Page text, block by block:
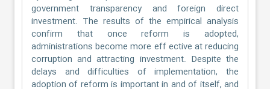
government transparency and foreign direct
investment. The results of the empirical analysis
confirm that once reform is adopted,
administrations become more eff ective at reducing
corruption and attracting investment. Despite the
delays and difficulties of implementation, the
adoption of reform is important in and of itself, and